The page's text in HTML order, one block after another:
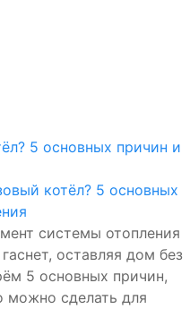
котёл? 5 основных
системы отопления
оставляя дом без
5 основных причин,
можно сделать для